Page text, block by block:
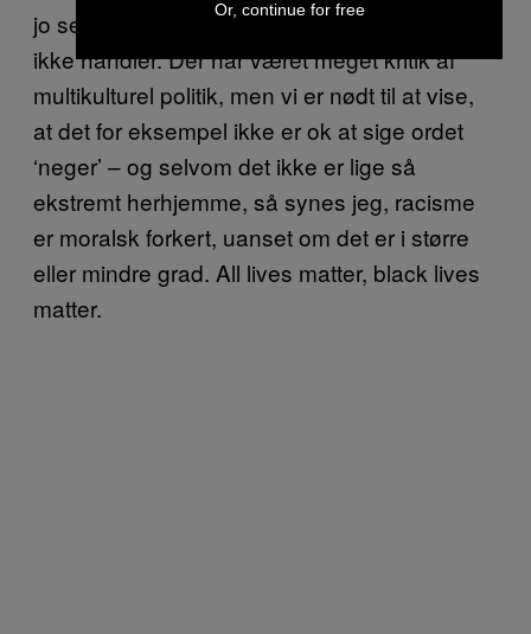
jo se, hvad der sker, hvis vi bare overser og
ikke handler. Der har været meget kritik af
multikulturel politik, men vi er nødt til at vise,
at det for eksempel ikke er ok at sige ordet
‘neger’ – og selvom det ikke er lige så
ekstremt herhjemme, så synes jeg, racisme
er moralsk forkert, uanset om det er i større
eller mindre grad. All lives matter, black lives
matter.
Or, continue for free